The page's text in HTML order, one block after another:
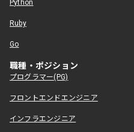
Python
Ruby
Go
職種・ポジション
プログラマー(PG)
フロントエンドエンジニア
インフラエンジニア